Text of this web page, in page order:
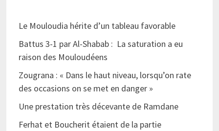
Le Mouloudia hérite d’un tableau favorable
Battus 3-1 par Al-Shabab : La saturation a eu
raison des Mouloudéens
Zougrana : « Dans le haut niveau, lorsqu’on rate
des occasions on se met en danger »
Une prestation très décevante de Ramdane
Ferhat et Boucherit étaient de la partie